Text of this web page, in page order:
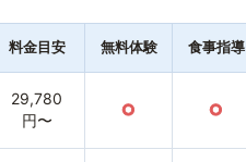
料金目安 無料体験 食事指導
29,780
円〜
○ ○